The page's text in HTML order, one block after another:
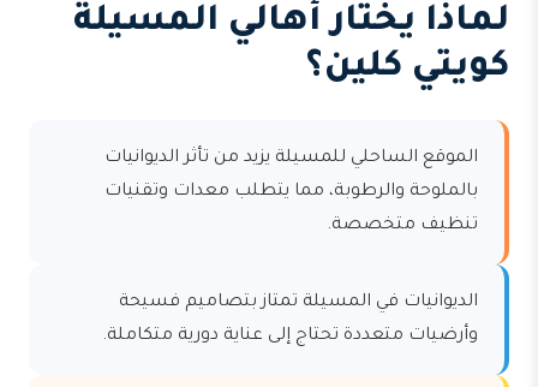
لماذا يختار أهالي المسيلة
كويتي كلين؟
الموقع الساحلي للمسيلة يزيد من تأثر الديوانيات
بالملوحة والرطوبة، مما يتطلب معدات وتقنيات
تنظيف متخصصة.
الديوانيات في المسيلة تمتاز بتصاميم فسيحة
وأرضيات متعددة تحتاج إلى عناية دورية متكاملة.